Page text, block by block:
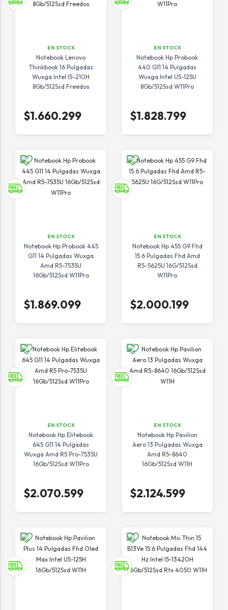
EN STOCK
Notebook Lenovo
Thinkbook 16 Pulgadas
Wuxga Intel I5-210H
8Gb/512Ssd Freedos
$1.660.299
EN STOCK
Notebook Hp Probook
440 G11 14 Pulgadas
Wuxga Intel U5-125U
8Gb/512Ssd W11Pro
$1.828.799
EN STOCK
Notebook Hp Probook 445
G11 14 Pulgadas Wuxga
Amd R5-7535U
16Gb/512Ssd W11Pro
$1.869.099
EN STOCK
Notebook Hp 455 G9 Fhd
15.6 Pulgadas Fhd Amd
R5-5625U 16G/512Ssd
W11Pro
$2.000.199
EN STOCK
Notebook Hp Elitebook
645 G11 14 Pulgadas
Wuxga Amd R5 Pro-7535U
16Gb/512Ssd W11Pro
$2.070.599
EN STOCK
Notebook Hp Pavilion
Aero 13 Pulgadas Wuxga
Amd R5-8640
16Gb/512Ssd W11H
$2.124.599